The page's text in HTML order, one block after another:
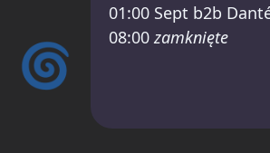
🌀
01:00 Sept b2b
08:00zamknięte